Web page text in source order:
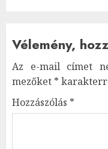
Vélemény,
Az e-mail címet
mezőket *
Hozzászólás *